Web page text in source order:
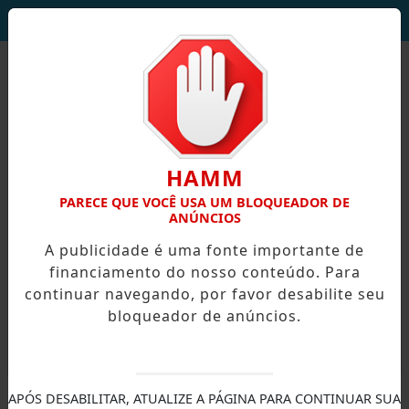
HAMM
PARECE QUE VOCÊ USA UM BLOQUEADOR DE
ANÚNCIOS
A publicidade é uma fonte importante de
financiamento do nosso conteúdo. Para
continuar navegando, por favor desabilite seu
bloqueador de anúncios.
APÓS DESABILITAR, ATUALIZE A PÁGINA PARA CONTINUAR SUA